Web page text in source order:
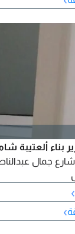
بناء ألعتيبة
في منتصف شارع جمال
›
›